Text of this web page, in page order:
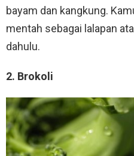
bayam dan kangkung.
mentah sebagai lalapan
dahulu.
2. Brokoli